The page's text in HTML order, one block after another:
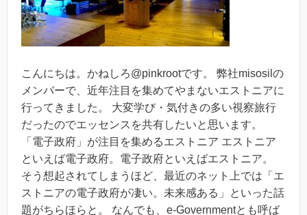
こんにちは。かねしろ@pinkrootです。 弊社misosilの
メンバーで、近年注目を集めてやまないエストニアに
行ってきました。 大変学び・気付きの多い視察旅行
だったのでエッセンスを共有したいと思います。
「電子政府」が注目を集めるエストニア エストニア
といえば電子政府。電子政府といえばエストニア。
そう想起されてしまうほど、最近のネット上では「エ
ストニアの電子政府が凄い。未来感ある」といった話
題がちらほらと。 なんでも、e-Governmentとも呼ば